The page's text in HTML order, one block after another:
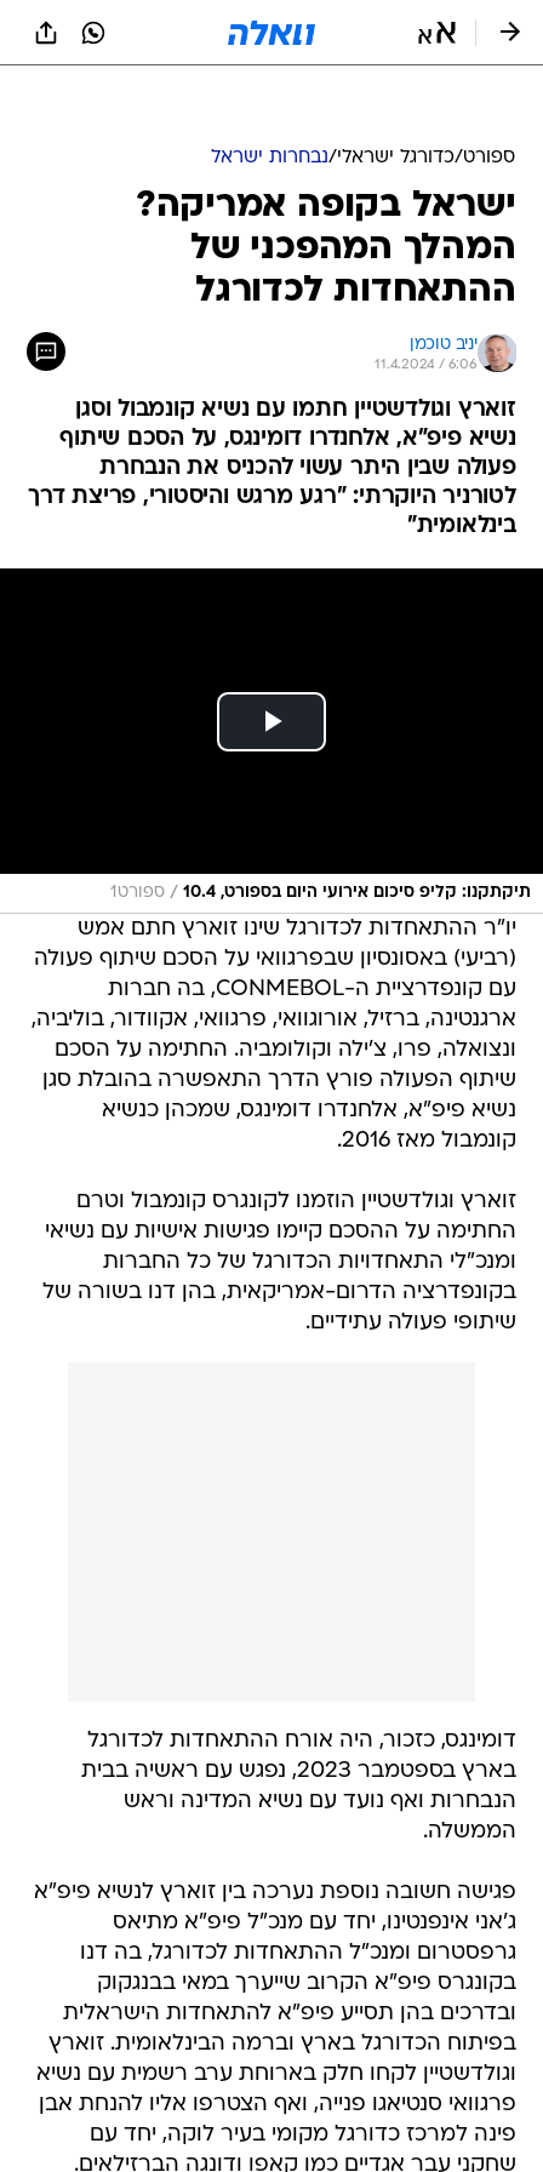
ספורט/כדורגל ישראלי/נבחרות ישראל
ישראל בקופה אמריקה?
המהלך המהפכני של
ההתאחדות לכדורגל
יניב טוכמן
11.4.2024 / 6:06
זוארץ וגולדשטיין חתמו עם נשיא קונמבול וסגן
נשיא פיפ"א, אלחנדרו דומינגס, על הסכם שיתוף
פעולה שבין היתר עשוי להכניס את הנבחרת
לטורניר היוקרתי: "רגע מרגש והיסטורי, פריצת דרך
בינלאומית"
תיקתקנו: קליפ סיכום אירועי היום בספורט, 10.4 / ספורט1
יו"ר ההתאחדות לכדורגל שינו זוארץ חתם אמש
(רביעי) באסונסיון שבפרגוואי על הסכם שיתוף פעולה
עם קונפדרציית ה-CONMEBOL, בה חברות
ארגנטינה, ברזיל, אורוגוואי, פרגוואי, אקוודור, בוליביה,
ונצואלה, פרו, צ'ילה וקולומביה. החתימה על הסכם
שיתוף הפעולה פורץ הדרך התאפשרה בהובלת סגן
נשיא פיפ"א, אלחנדרו דומינגס, שמכהן כנשיא
קונמבול מאז 2016.
זוארץ וגולדשטיין הוזמנו לקונגרס קונמבול וטרם
החתימה על ההסכם קיימו פגישות אישיות עם נשיאי
ומנכ"לי התאחדויות הכדורגל של כל החברות
בקונפדרציה הדרום-אמריקאית, בהן דנו בשורה של
שיתופי פעולה עתידיים.
דומינגס, כזכור, היה אורח ההתאחדות לכדורגל
בארץ בספטמבר 2023, נפגש עם ראשיה בבית
הנבחרות ואף נועד עם נשיא המדינה וראש
הממשלה.
פגישה חשובה נוספת נערכה בין זוארץ לנשיא פיפ"א
ג'אני אינפנטינו, יחד עם מנכ"ל פיפ"א מתיאס
גרפסטרום ומנכ"ל ההתאחדות לכדורגל, בה דנו
בקונגרס פיפ"א הקרוב שייערך במאי בבנגקוק
ובדרכים בהן תסייע פיפ"א להתאחדות הישראלית
בפיתוח הכדורגל בארץ וברמה הבינלאומית. זוארץ
וגולדשטיין לקחו חלק בארוחת ערב רשמית עם נשיא
פרגוואי סנטיאגו פנייה, ואף הצטרפו אליו להנחת אבן
פינה למרכז כדורגל מקומי בעיר לוקה, יחד עם
שחקני עבר אגדיים כמו קאפו ודונגה הברזילאים.